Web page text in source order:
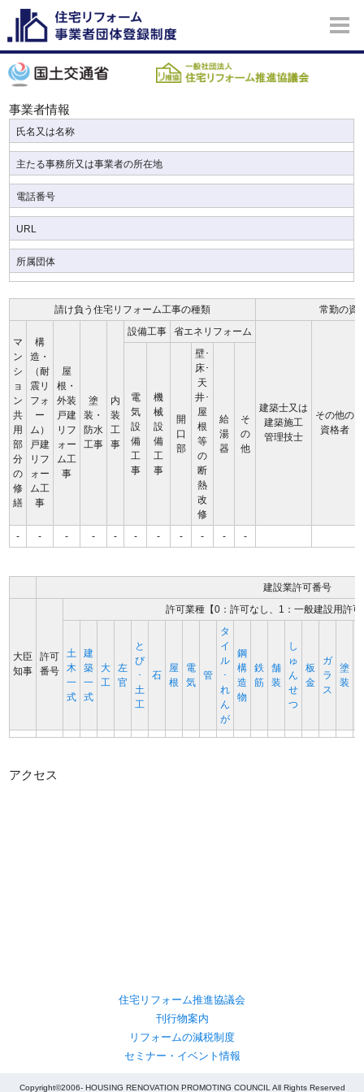
事業者情報
氏名又は名称
主たる事務所又は事業者の所在地
電話番号
URL
所属団体
請け負う住宅リフォーム工事の種類 常勤の資
マ
ン
シ
ョ
ン
共
用
部
分
の
修
繕
構
造・
（耐
震リ
フォ
ー
ム）
戸建
リフ
ォー
ム工
事
屋
根・
外装
戸建
リフ
ォー
ム工
事
塗
装・
防水
工事
内
装
工
事
設備工事 省エネリフォーム
建築士又は
建築施工
管理技士
その他の
資格者
電
気
設
備
工
事
機
械
設
備
工
事
開
口
部
壁･
床･
天
井･
屋
根
等
の
断
熱
改
修
給
湯
器
そ
の
他
- - - - - - - - - - -
建設業許可番号
大臣
知事
許可
番号
許可業種【0：許可なし、1：一般建設用許
土
木
一
式
建
築
一
式
大
工
左
官
と
び
･
土
工
石
屋
根
電
気
管
タ
イ
ル
･
れ
ん
が
鋼
構
造
物
鉄
筋
舗
装
し
ゅ
ん
せ
つ
板
金
ガ
ラ
ス
塗
装
アクセス
住宅リフォーム推進協議会
刊行物案内
リフォームの減税制度
セミナー・イベント情報
Copyright©2006- HOUSING RENOVATION PROMOTING COUNCIL All Rights Reserved